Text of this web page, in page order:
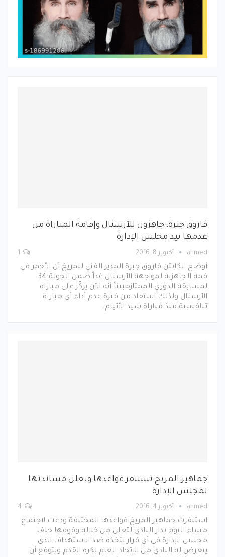
فاروق جبرة: جاهزون للآرسنال وإقامة المباراة من
عدمها بيد مجلس الإدارة
ahmed أكتوبر 8, 2016
أوضح الكابتن فاروق جبرة المدير الفني للمريخ أن الأحمر في
قمة الجاهزية لمواجهة الآرسنال غداً ضمن الجولة 34
لمسابقة الدوري الممتازمبيناً أنه الآن يركّز على مباراة
الآرسنال ولذلك استفاد من فترة عدم أداء أي مباراة
تنافسية منذ مباراة سيد الأتيام…
جماهير المريخ تستنفر قواعدها وتعلن مساندتها
لمجلس الإدارة
ahmed أكتوبر 4, 2016
استنفرت جماهير المريخ قواعدها المختلفة ودعت لاجتماع
مساء اليوم بدار النادي لتعلن من خلاله وقوفها خلف
مجلس الإدارة في أي قرار يتخذه ضد الاستهداف الذي
يتعرض له النادي من الاتحاد العام لكرة القدم ويتوقع أن